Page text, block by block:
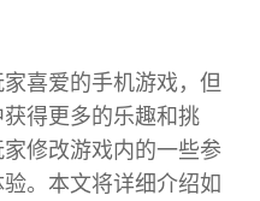
喜爱的手机游戏，但
得更多的乐趣和挑
修改游戏内的一些参
。本文将详细介绍如